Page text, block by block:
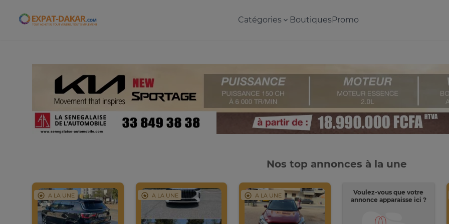
Expat-Dakar Catégories BoutiquesPromo
Nos top annonces à la une
A LA UNE A LA UNE A LA UNE
Voulez-vous que votre
annonce apparaisse ici ?